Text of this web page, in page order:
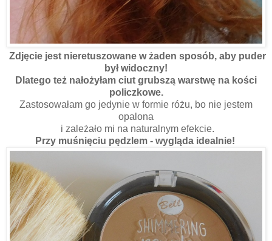
Zdjęcie jest nieretuszowane w żaden sposób, aby puder
był widoczny!
Dlatego też nałożyłam ciut grubszą warstwę na kości
policzkowe.
Zastosowałam go jedynie w formie różu, bo nie jestem
opalona
i zależało mi na naturalnym efekcie.
Przy muśnięciu pędzlem - wygląda idealnie!